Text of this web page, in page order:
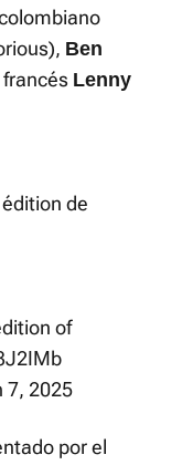
Ben
francés Lenny
de
of
7, 2025
por el